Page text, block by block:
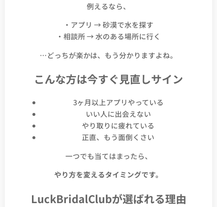
例えるなら、
・アプリ → 砂漠で水を探す
・相談所 → 水のある場所に行く
…どっちが楽かは、もう分かりますよね。
こんな方は今すぐ見直しサイン
3ヶ月以上アプリやっている
いい人に出会えない
やり取りに疲れている
正直、もう面倒くさい
一つでも当てはまったら、
やり方を変えるタイミングです。
LuckBridalClubが選ばれる理由